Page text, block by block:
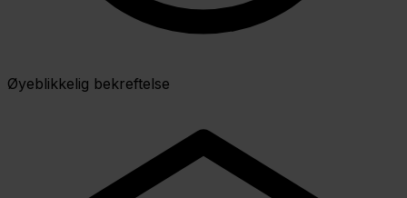
Øyeblikkelig bekreftelse